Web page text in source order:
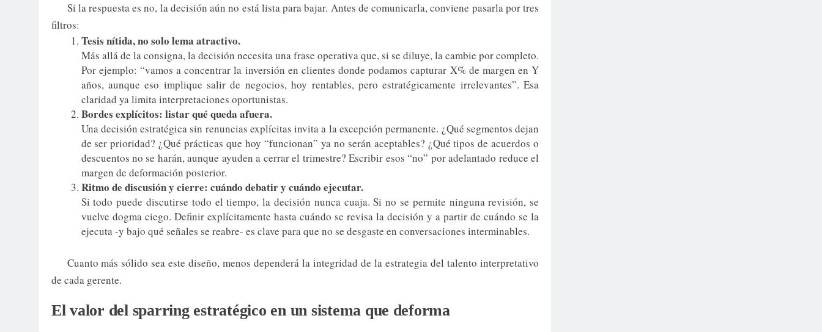
Si la respuesta es no, la decisión aún no está lista para bajar. Antes de comunicarla, conviene pasarla por tres
filtros:
Tesis nítida, no solo lema atractivo.
Más allá de la consigna, la decisión necesita una frase operativa que, si se diluye, la cambie por completo.
Por ejemplo: “vamos a concentrar la inversión en clientes donde podamos capturar X% de margen en Y
años, aunque eso implique salir de negocios, hoy rentables, pero estratégicamente irrelevantes”. Esa
claridad ya limita interpretaciones oportunistas.
Bordes explícitos: listar qué queda afuera.
Una decisión estratégica sin renuncias explícitas invita a la excepción permanente. ¿Qué segmentos dejan
de ser prioridad? ¿Qué prácticas que hoy “funcionan” ya no serán aceptables? ¿Qué tipos de acuerdos o
descuentos no se harán, aunque ayuden a cerrar el trimestre? Escribir esos “no” por adelantado reduce el
margen de deformación posterior.
Ritmo de discusión y cierre: cuándo debatir y cuándo ejecutar.
Si todo puede discutirse todo el tiempo, la decisión nunca cuaja. Si no se permite ninguna revisión, se
vuelve dogma ciego. Definir explícitamente hasta cuándo se revisa la decisión y a partir de cuándo se la
ejecuta -y bajo qué señales se reabre- es clave para que no se desgaste en conversaciones interminables.
Cuanto más sólido sea este diseño, menos dependerá la integridad de la estrategia del talento interpretativo
de cada gerente.
El valor del sparring estratégico en un sistema que deforma